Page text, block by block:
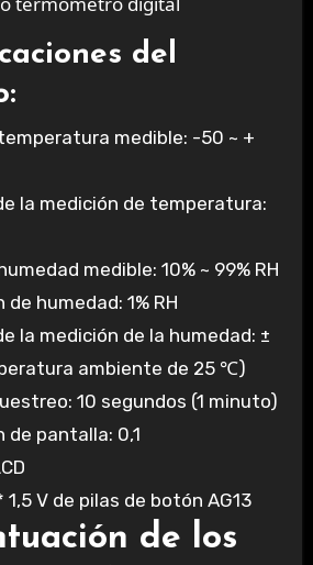
del
medible: -50 ~ +
la medición de temperatura:
medible: 10% ~ 99% RH
de humedad: 1% RH
la medición de la humedad: ±
ambiente de 25 ℃)
10 segundos (1 minuto)
de pantalla: 0,1
1,5 V de pilas de botón AG13
de los